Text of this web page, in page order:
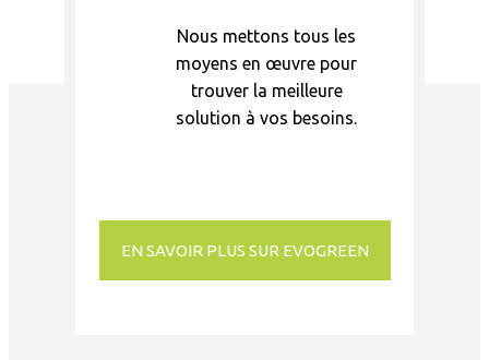
Nous mettons tous les
moyens en œuvre pour
trouver la meilleure
solution à vos besoins.
EN SAVOIR PLUS SUR EVOGREEN